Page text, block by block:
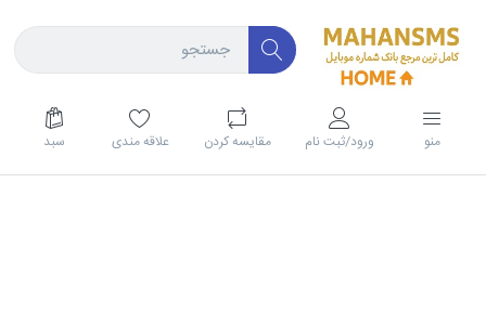
منو ورود/ثبت نام مقايسه كردن علاقه مندی سبد